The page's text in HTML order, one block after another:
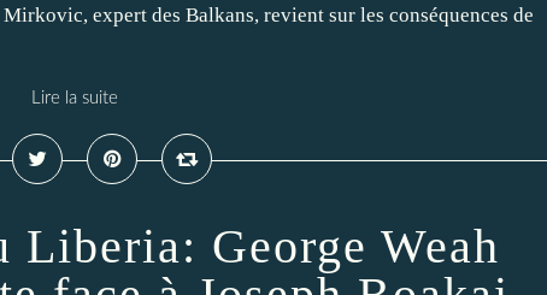
expert des Balkans, revient sur les conséquences de
Lire la suite
Liberia: George Weah